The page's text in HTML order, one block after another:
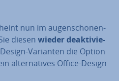
nun im au­gen­scho­nen­
diesen wieder de­ak­ti­vie­
Varianten die Option
al­ter­na­ti­ves Office-Design